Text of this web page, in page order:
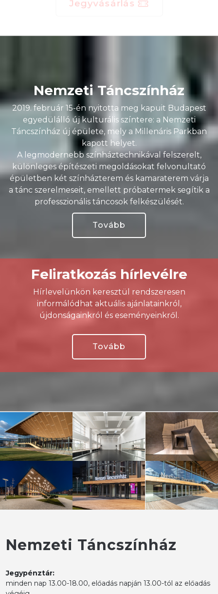
Nemzeti Táncszínház
2019. február 15-én nyitotta meg kapuit Budapest
egyedülálló új kulturális színtere: a Nemzeti
Táncszínház új épülete, mely a Millenáris Parkban
kapott helyet.
A legmodernebb színháztechnikával felszerelt,
különleges építészeti megoldásokat felvonultató
épületben két színházterem és kamaraterem várja
a tánc szerelmeseit, emellett próbatermek segítik a
professzionális táncosok felkészülését.
Tovább
Feliratkozás hírlevélre
Hírlevelünkön keresztül rendszeresen
informálódhat aktuális ajánlatainkról,
újdonságainkról és eseményeinkről.
Tovább
Nemzeti Táncszínház
Jegypénztár:
minden nap 13.00-18.00, előadás napján 13.00-tól az előadás